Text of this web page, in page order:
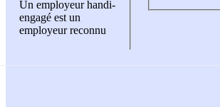
Un employeur handi-
engagé est un
employeur reconnu